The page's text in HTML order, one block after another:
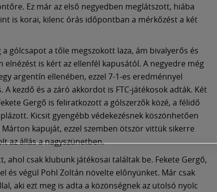
Ez már az első negyedben meglátszott, hiába
is korai, kilenc órás időpontban a mérkőzést a két
gólcsapot a tőle megszokott laza, ám bivalyerős és
elnézést is kért az ellenfél kapusától. A negyedre még
argentín ellenében, ezzel 7-1-es eredménnyel
A kezdő és a záró akkordot is FTC-játékosok adták. Két
Gergő is feliratkozott a gólszerzők közé, a félidő
Kicsit gyengébb védekezésnek köszönhetően
Márton kapuját, ezzel szemben ötször vittük sikerre
az állás a nagyszünetben.
ahol csak klubunk játékosai találtak be. Fekete Gergő,
és végül Pohl Zoltán növelte előnyünket. Már csak
aki ezt meg is adta a közönségnek az utolsó nyolc